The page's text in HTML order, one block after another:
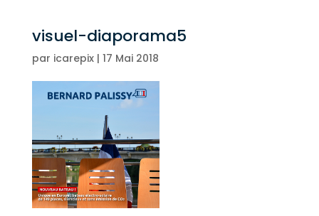
visuel-diaporama5
par icarepix| 17 Mai 2018